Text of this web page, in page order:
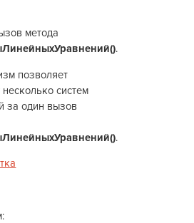
метода
.
позволяет
систем
за один вызов
.